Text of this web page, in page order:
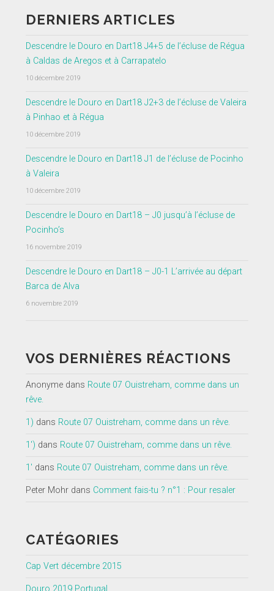
DERNIERS ARTICLES
Descendre le Douro en Dart18 J4+5 de l’écluse de Régua
à Caldas de Aregos et à Carrapatelo
10 décembre 2019
Descendre le Douro en Dart18 J2+3 de l’écluse de Valeira
à Pinhao et à Régua
10 décembre 2019
Descendre le Douro en Dart18 J1 de l’écluse de Pocinho
à Valeira
10 décembre 2019
Descendre le Douro en Dart18 – J0 jusqu’à l’écluse de
Pocinho’s
16 novembre 2019
Descendre le Douro en Dart18 – J0-1 L’arrivée au départ
Barca de Alva
6 novembre 2019
VOS DERNIÈRES RÉACTIONS
Anonymedans Route 07 Ouistreham, comme dans un
rêve.
1) dans Route 07 Ouistreham, comme dans un rêve.
1') dans Route 07 Ouistreham, comme dans un rêve.
1' dans Route 07 Ouistreham, comme dans un rêve.
Peter Mohrdans Comment fais-tu ? n°1 : Pour resaler
CATÉGORIES
Cap Vert décembre 2015
Douro 2019 Portugal